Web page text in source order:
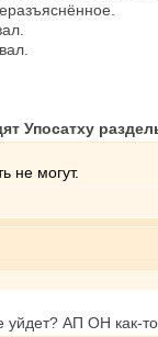
Упосатху
не могут.
АП ОН как-